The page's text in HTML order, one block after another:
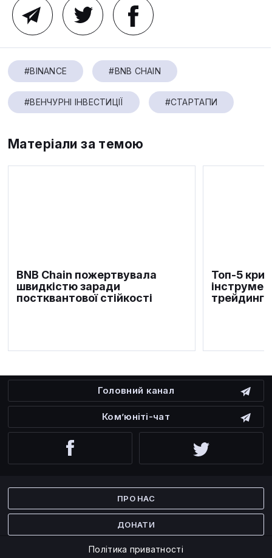
#BINANCE #BNB CHAIN
#ВЕНЧУРНІ ІНВЕСТИЦІЇ #СТАРТАПИ
Матеріали за темою
BNB Chain пожертвувала
швидкістю заради
постквантової стійкості
Топ-5
Головний канал
Ком’юніті-чат
ПРО НАС
ДОНАТИ
Політика приватності